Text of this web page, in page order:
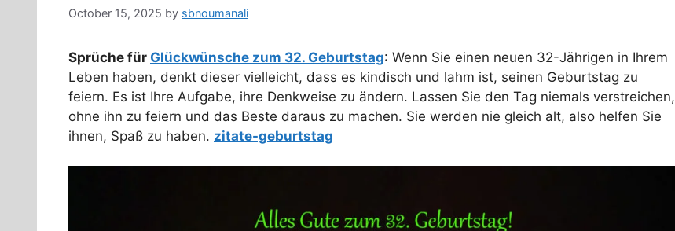
October 15, 2025 by sbnoumanali
Sprüche für Glückwünsche zum 32. Geburtstag: Wenn Sie einen neuen 32-Jährigen in Ihrem
Leben haben, denkt dieser vielleicht, dass es kindisch und lahm ist, seinen Geburtstag zu
feiern. Es ist Ihre Aufgabe, ihre Denkweise zu ändern. Lassen Sie den Tag niemals verstreichen,
ohne ihn zu feiern und das Beste daraus zu machen. Sie werden nie gleich alt, also helfen Sie
ihnen, Spaß zu haben. zitate-geburtstag